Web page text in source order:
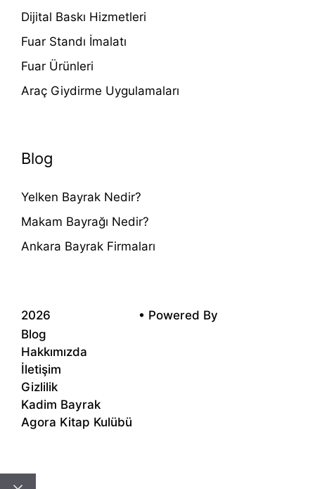
Dijital Baskı Hizmetleri
Fuar Standı İmalatı
Fuar Ürünleri
Araç Giydirme Uygulamaları
Blog
Yelken Bayrak Nedir?
Makam Bayrağı Nedir?
Ankara Bayrak Firmaları
2026 • Powered By
Blog
Hakkımızda
İletişim
Gizlilik
Kadim Bayrak
Agora Kitap Kulübü